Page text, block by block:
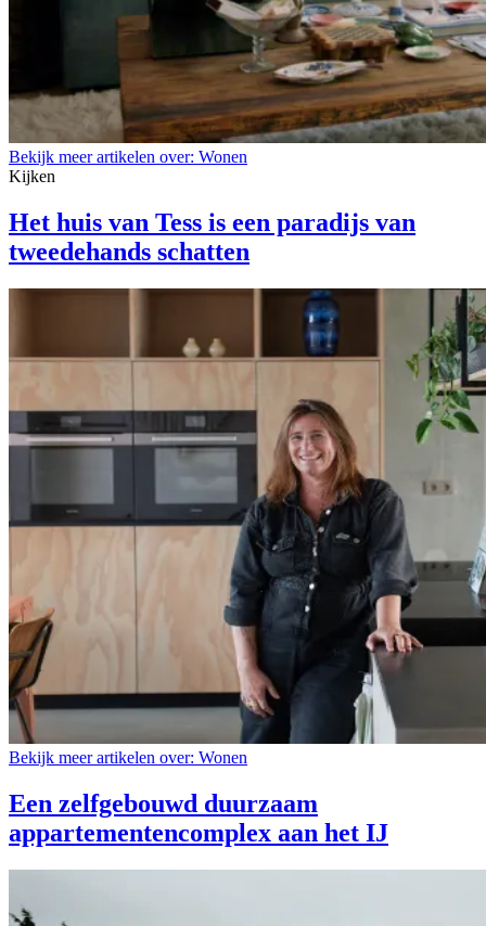
Bekijk meer artikelen over: Wonen
Kijken
Het huis van Tess is een paradijs van
tweedehands schatten
Bekijk meer artikelen over: Wonen
Een zelfgebouwd duurzaam
appartementencomplex aan het IJ